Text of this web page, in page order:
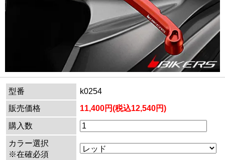
型番
k0254
販売価格
11,400円(税込12,540円)
購入数
カラー選択
※在確必須